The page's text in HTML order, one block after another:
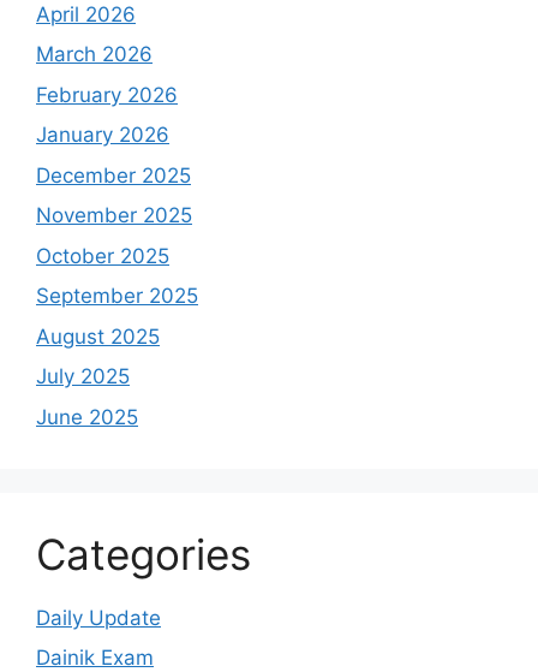
April 2026
March 2026
February 2026
January 2026
December 2025
November 2025
October 2025
September 2025
August 2025
July 2025
June 2025
Categories
Daily Update
Dainik Exam